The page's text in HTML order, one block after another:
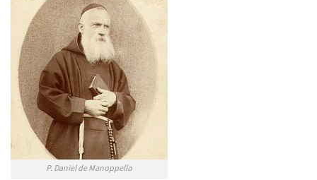
P. Daniel de Manoppello